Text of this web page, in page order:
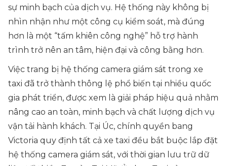
sự minh bạch của dịch vụ. Hệ thống này không bị
nhìn nhận như một công cụ kiểm soát, mà đúng
hơn là một “tấm khiên công nghệ” hỗ trợ hành
trình trở nên an tâm, hiện đại và công bằng hơn.
Việc trang bị hệ thống camera giám sát trong xe
taxi đã trở thành thông lệ phổ biến tại nhiều quốc
gia phát triển, được xem là giải pháp hiệu quả nhằm
nâng cao an toàn, minh bạch và chất lượng dịch vụ
vận tải hành khách. Tại Úc, chính quyền bang
Victoria quy định tất cả xe taxi đều bắt buộc lắp đặt
hệ thống camera giám sát, với thời gian lưu trữ dữ